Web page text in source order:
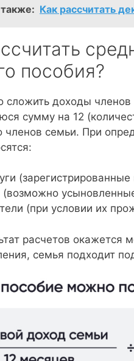
Как рассчитать
пособия?
сложить доходы
сумму на 12
членов семьи. При
(возможно
(при условии их
расчетов
семья подходит